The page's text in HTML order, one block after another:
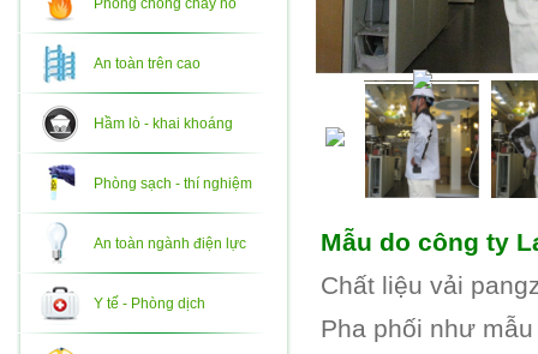
Phòng chống cháy nổ
An toàn trên cao
Hầm lò - khai khoáng
Phòng sạch - thí nghiệm
An toàn ngành điện lực
Y tế - Phòng dịch
Mẫu do công ty
Chất liệu vải
Pha phối như